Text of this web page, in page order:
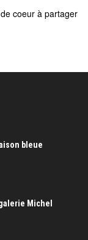
coeur à partager
bleue
Michel